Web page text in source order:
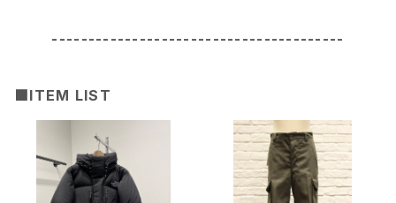
----------------------------------------
■ITEM LIST